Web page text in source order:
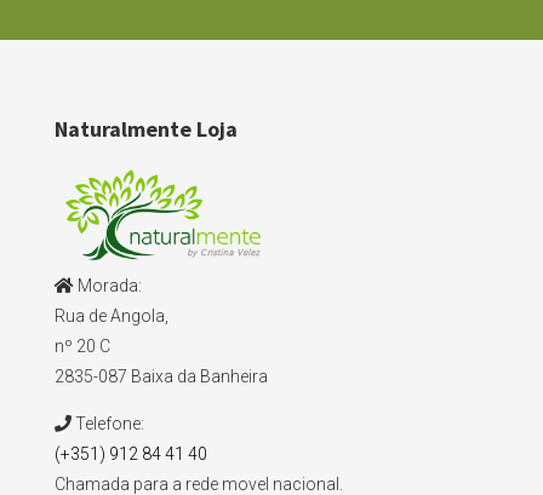
Naturalmente Loja
Morada:
Rua de Angola,
nº 20 C
2835-087 Baixa da Banheira
Telefone:
(+351) 912 84 41 40
Chamada para a rede movel nacional.